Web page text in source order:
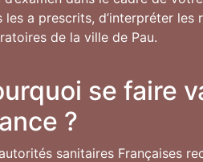
les a prescrits, d’interpréter
de la ville de Pau.
se faire
?
sanitaires Françaises